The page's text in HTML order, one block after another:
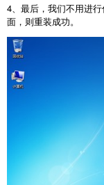
4、最后，我们不用进
面，则重装成功。